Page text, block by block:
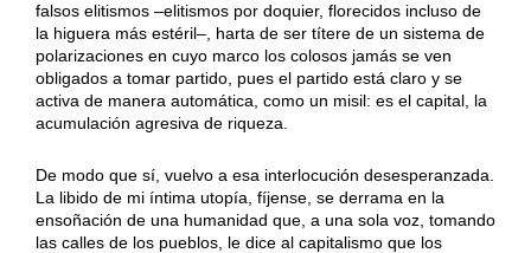
falsos elitismos –elitismos por doquier, florecidos incluso de
la higuera más estéril–, harta de ser títere de un sistema de
polarizaciones en cuyo marco los colosos jamás se ven
obligados a tomar partido, pues el partido está claro y se
activa de manera automática, como un misil: es el capital, la
acumulación agresiva de riqueza.
De modo que sí, vuelvo a esa interlocución desesperanzada.
La libido de mi íntima utopía, fíjense, se derrama en la
ensoñación de una humanidad que, a una sola voz, tomando
las calles de los pueblos, le dice al capitalismo que los